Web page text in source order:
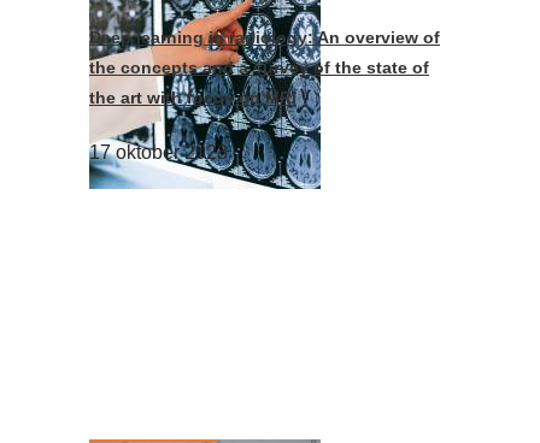
Deep learning in radiology: An overview of
the concepts and a survey of the state of
the art with focus on MRI
17 oktober 2023